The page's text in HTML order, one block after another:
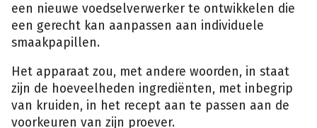
een nieuwe voedselverwerker te ontwikkelen die
een gerecht kan aanpassen aan individuele
smaakpapillen.
Het apparaat zou, met andere woorden, in staat
zijn de hoeveelheden ingrediënten, met inbegrip
van kruiden, in het recept aan te passen aan de
voorkeuren van zijn proever.